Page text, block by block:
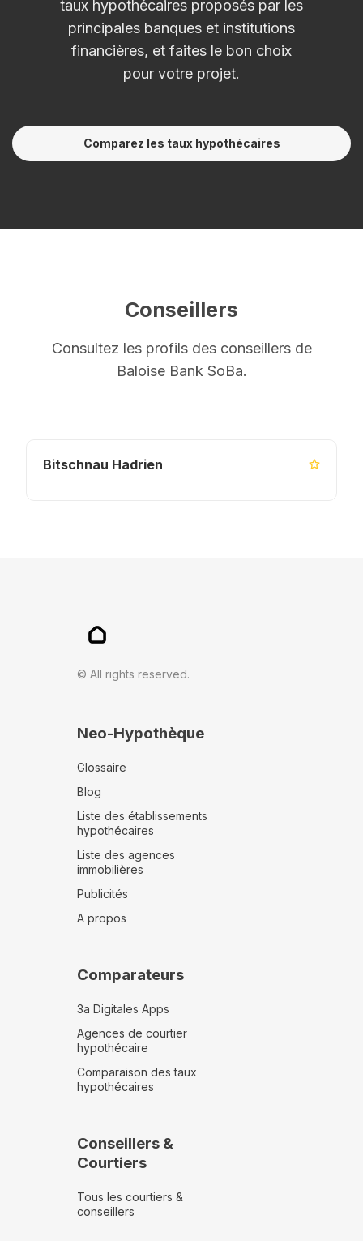
taux hypothécaires proposés par les
principales banques et institutions
financières, et faites le bon choix
pour votre projet.
Comparez les taux hypothécaires
Conseillers
Consultez les profils des conseillers de
Baloise Bank SoBa.
Bitschnau Hadrien
© All rights reserved.
Neo-Hypothèque
Glossaire
Blog
Liste des établissements
hypothécaires
Liste des agences
immobilières
Publicités
A propos
Comparateurs
3a Digitales Apps
Agences de courtier
hypothécaire
Comparaison des taux
hypothécaires
Conseillers &
Courtiers
Tous les courtiers &
conseillers